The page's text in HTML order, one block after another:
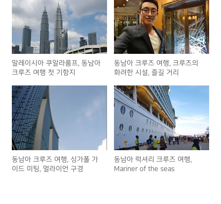
말레이시아 쿠알라룸프, 동남아
크루즈 여행 첫 기항지
동남아 크루즈 여행, 크루즈의
화려한 시설, 즐길 거리
동남아 크루즈 여행, 싱가폴 가
이드 미팅, 멀라이언 구경
동남아 럭셔리 크루즈 여행,
Mariner of the seas